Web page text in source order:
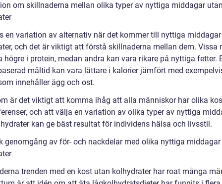
om skillnaderna mellan olika typer av nyttiga middagar
en variation av alternativ när det kommer till nyttiga
och det är viktigt att förstå skillnaderna mellan dem. Vissa
högre i protein, medan andra kan vara rikare på nyttiga fetter.
måltid kan vara lättare i kalorier jämfört med
innehåller ägg och ost.
är det viktigt att komma ihåg att alla människor har olika
och att välja en variation av olika typer av nyttiga
kan ge bäst resultat för individens hälsa och livsstil.
genomgång av för- och nackdelar med olika nyttiga
trenden med en kost utan kolhydrater har roat många